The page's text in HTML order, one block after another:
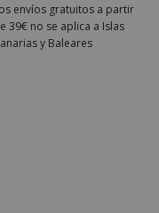
envíos gratuitos a partir
39€ no se aplica a Islas
y Baleares